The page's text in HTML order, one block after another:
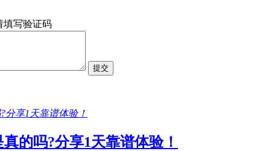
的吗?分享1天靠谱体验！